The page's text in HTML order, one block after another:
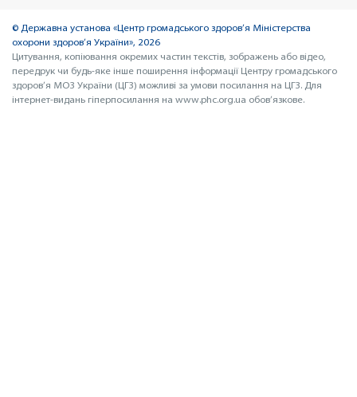
© Державна установа «Центр громадського здоров’я Міністерства
охорони здоров’я України», 2026
Цитування, копіювання окремих частин текстів, зображень або відео,
передрук чи будь-яке інше поширення інформації Центру громадського
здоров’я МОЗ України (ЦГЗ) можливі за умови посилання на ЦГЗ. Для
інтернет-видань гіперпосилання на www.phc.org.ua обов’язкове.